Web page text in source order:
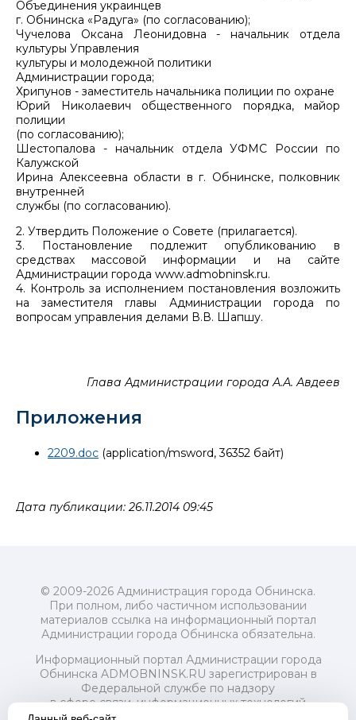
Объединения украинцев
г. Обнинска «Радуга» (по согласованию);
Чучелова Оксана Леонидовна - начальник отдела
культуры Управления
культуры и молодежной политики
Администрации города;
Хрипунов - заместитель начальника полиции по охране
Юрий Николаевич общественного порядка, майор
полиции
(по согласованию);
Шестопалова - начальник отдела УФМС России по
Калужской
Ирина Алексеевна области в г. Обнинске, полковник
внутренней
службы (по согласованию).
2. Утвердить Положение о Совете (прилагается).
3. Постановление подлежит опубликованию в
средствах массовой информации и на сайте
Администрации города www.admobninsk.ru.
4. Контроль за исполнением постановления возложить
на заместителя главы Администрации города по
вопросам управления делами В.В. Шапшу.
Глава Администрации города А.А. Авдеев
Приложения
2209.doc (application/msword, 36352 байт)
Дата публикации: 26.11.2014 09:45
© 2009-2026 Администрация города Обнинска.
При полном, либо частичном использовании
материалов ссылка на информационный портал
Администрации города Обнинска обязательна.
Информационный портал Администрации города
Обнинска ADMOBNINSK.RU зарегистрирован в
Федеральной службе по надзору
в сфере связи, информационных технологий
и массовых коммуникаций (Роскомнадзор) 24 июля